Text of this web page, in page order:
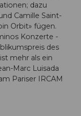
dazu
Camille Saint-
Orbit» fügen.
Konzerte -
des
mehr als ein
Marc Luisada
Pariser IRCAM